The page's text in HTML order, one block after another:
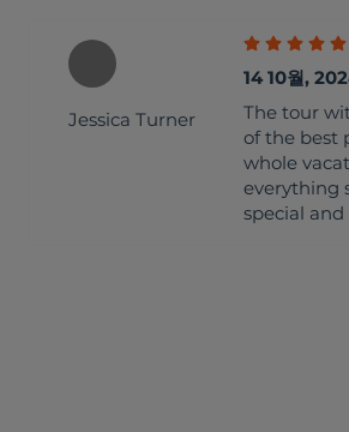
Jessica Turner
14 10월,
The tour
of the best
whole
everything
special